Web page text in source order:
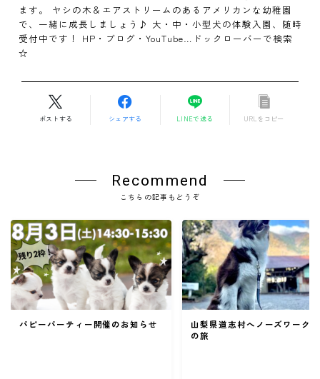
ます。 ヤシの木＆エアストリームのあるアメリカンな幼稚園
で、一緒に成長しましょう♪ 大・中・小型犬の体験入園、随時
受付中です！ HP・ブログ・YouTube…ドックローバーで検索
☆
ポストする シェアする LINEで送る URLをコピー
Recommend
こちらの記事もどうぞ
パピーパーティー開催のお知らせ
山梨県道志村へノーズワーク
の旅